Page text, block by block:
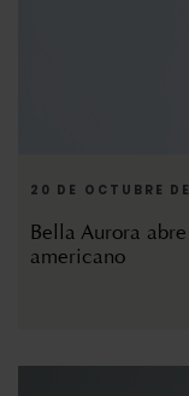
20 DE OCTUBRE
Bella Aurora
americano